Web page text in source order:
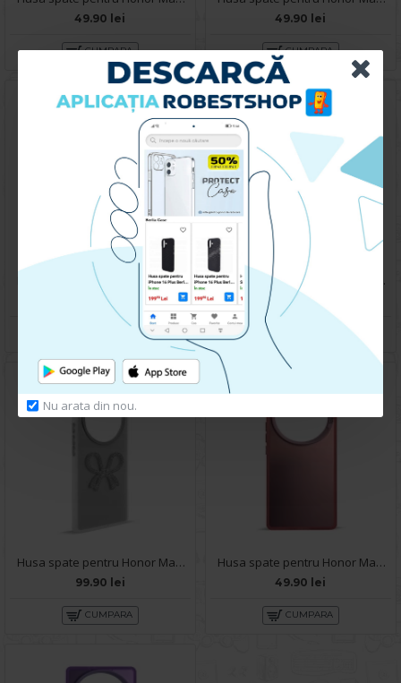
Nu arata din nou.
49.90 lei
CUMPARA
49.90 lei
CUMPARA
Husa spate pentru Honor Magic 5 Lite 5G- Happy case
119.90 lei
Husa spate pentru Honor Magic 5 Lite 5G- Happy case
119.90 lei
Husa spate pentru Honor Magic 5 Lite 5G- KOOL Case
99.90 lei
CUMPARA
Husa spate pentru Honor Magic 5 Lite 5G- Glace case Roz
49.90 lei
CUMPARA